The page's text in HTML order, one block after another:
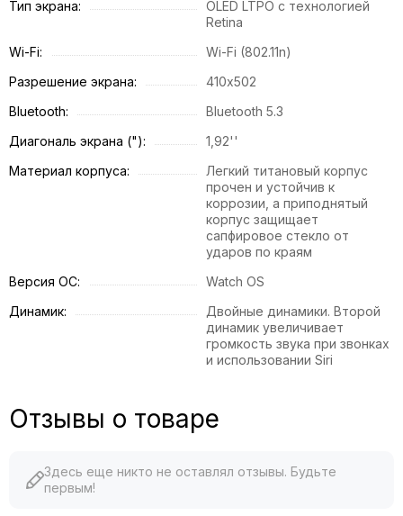
Тип экрана:
OLED LTPO с технологией
Retina
Wi-Fi:
Wi-Fi (802.11n)
Разрешение экрана:
410х502
Bluetooth:
Bluetooth 5.3
Диагональ экрана ("):
1,92''
Материал корпуса:
Легкий титановый корпус
прочен и устойчив к
коррозии, а приподнятый
корпус защищает
сапфировое стекло от
ударов по краям
Версия ОС:
Watch OS
Динамик:
Двойные динамики. Второй
динамик увеличивает
громкость звука при звонках
и использовании Siri
Отзывы о товаре
Здесь еще никто не оставлял отзывы. Будьте
первым!